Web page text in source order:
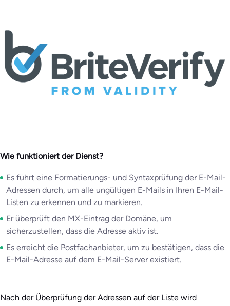
Wie funktioniert der Dienst?
Es führt eine Formatierungs- und Syntaxprüfung der E-Mail-
Adressen durch, um alle ungültigen E-Mails in Ihren E-Mail-
Listen zu erkennen und zu markieren.
Er überprüft den MX-Eintrag der Domäne, um
sicherzustellen, dass die Adresse aktiv ist.
Es erreicht die Postfachanbieter, um zu bestätigen, dass die
E-Mail-Adresse auf dem E-Mail-Server existiert.
Nach der Überprüfung der Adressen auf der Liste wird